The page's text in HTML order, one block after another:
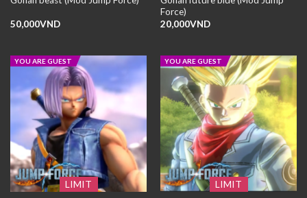
50,000VND
Force)
20,000VND
LIMIT
YOU ARE GUEST
LIMIT
YOU ARE GUEST